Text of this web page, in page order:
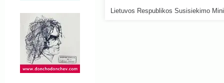
Lietuvos Respublikos Susisiekimo